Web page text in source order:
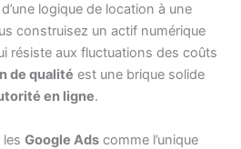
logique de location à une
construisez un actif numérique
résiste aux fluctuations des coûts
de qualité est une brique solide
en ligne.
Google Ads comme l’unique